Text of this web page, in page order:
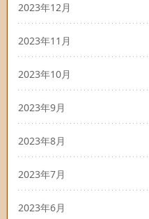
2023年12月
2023年11月
2023年10月
2023年9月
2023年8月
2023年7月
2023年6月